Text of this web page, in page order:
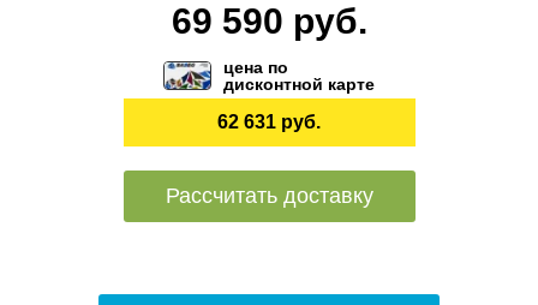
69 590 руб.
цена по
дисконтной карте
62 631 руб.
Рассчитать доставку